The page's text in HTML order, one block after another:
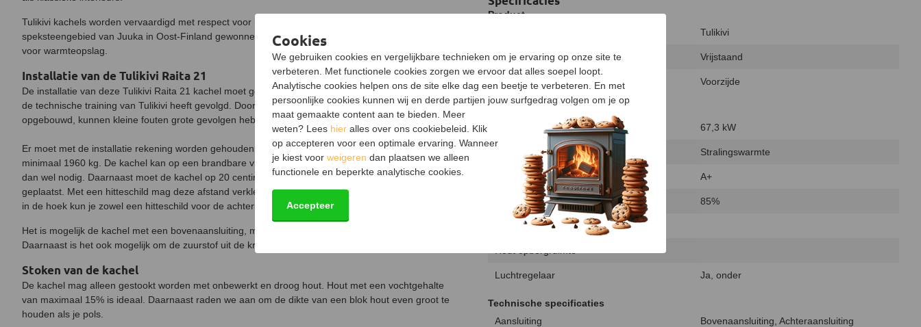
Tulikivi kachels worden vervaardigd met respect voor het milieu. Het speksteen wordt in het
speksteengebied van Juuka in Oost-Finland gewonnen en is een van de meest efficiënte materialen
voor warmteopslag.
Installatie van de Tulikivi Raita 21
De installatie van deze Tulikivi Raita 21 kachel moet gedaan worden door een erkend installateur die
de technische training van Tulikivi heeft gevolgd. Doordat deze kachel steen voor steen wordt
opgebouwd, kunnen kleine fouten grote gevolgen hebben.
Er moet met de installatie rekening worden gehouden dat de vloer een draagvermogen heeft van
minimaal 1960 kg. De kachel kan op een brandbare vloer worden geplaatst, maar een vloerplaat is
dan wel nodig. Daarnaast moet de kachel op 20 centimeter van een brandbare wand worden
geplaatst. Met een hitteschild mag deze afstand verkleind worden naar 5 centimeter. Voor installatie
in de hoek kun je zowel een hitteschild voor de achterkant en voor de zijkant aanschaffen.
Het is mogelijk de kachel met een bovenaansluiting, maar ook met een achteraansluiting te nemen.
Daarnaast is het ook mogelijk om de zuurstof uit de kruipruimte of buiten te halen.
Stoken van de kachel
De kachel mag alleen gestookt worden met onbewerkt en droog hout. Hout met een vochtgehalte
van maximaal 15% is ideaal. Daarnaast raden we aan om de dikte van een blok hout even groot te
houden als je pols.
Product
Tulikivi
Model Vrijstaand
Vuurzicht Voorzijde
67,3 kW
Type warmte Stralingswarmte
Energielabel A+
Rendement 85%
Draaibaar
Luchtregelaar Ja, onder
Technische specificaties
Aansluiting
Bovenaansluiting, Achteraansluiting
Cookies
We gebruiken cookies en vergelijkbare technieken om je ervaring op onze site te
verbeteren. Met functionele cookies zorgen we ervoor dat alles soepel loopt.
Analytische cookies helpen ons de site elke dag een beetje te verbeteren. En met
persoonlijke cookies kunnen wij en derde partijen jouw surfgedrag volgen om je op
maat gemaakte content aan te bieden. Meer
weten? Lees hier alles over ons cookiebeleid. Klik
op accepteren voor een optimale ervaring. Wanneer
je kiest voor weigeren dan plaatsen we alleen
functionele en beperkte analytische cookies.
Accepteer